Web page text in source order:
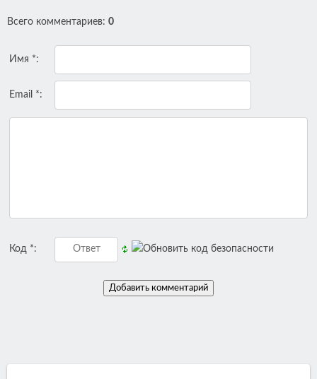
Всего комментариев: 0
Имя *:
Email *:
Код *: